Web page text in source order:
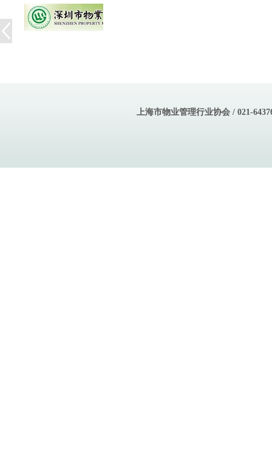
上海市物业管理行业协会 / 021-